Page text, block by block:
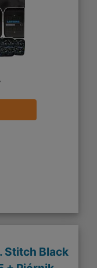
Stitch Black